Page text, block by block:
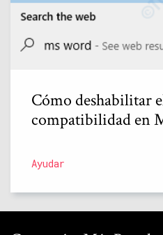
Cómo deshabilitar
compatibilidad en
Ayudar